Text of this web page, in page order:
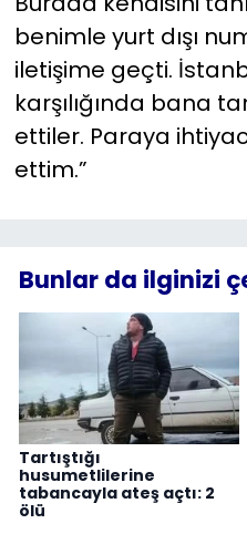
benimle yurt dışı
iletişime geçti.
karşılığında bana
ettiler. Paraya
ettim.”
Bunlar da ilginizi
Tartıştığı
husumetlilerine
tabancayla ateş açtı: 2
ölü